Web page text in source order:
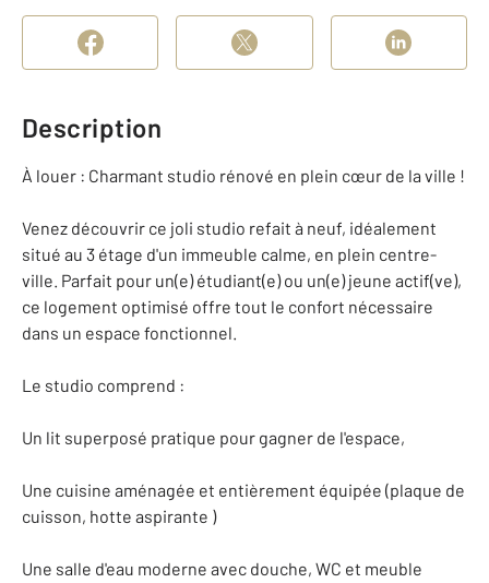
Description
À louer : Charmant studio rénové en plein cœur de la ville !
Venez découvrir ce joli studio refait à neuf, idéalement
situé au 3 étage d'un immeuble calme, en plein centre-
ville. Parfait pour un(e) étudiant(e) ou un(e) jeune actif(ve),
ce logement optimisé offre tout le confort nécessaire
dans un espace fonctionnel.
Le studio comprend :
Un lit superposé pratique pour gagner de l'espace,
Une cuisine aménagée et entièrement équipée (plaque de
cuisson, hotte aspirante )
Une salle d'eau moderne avec douche, WC et meuble